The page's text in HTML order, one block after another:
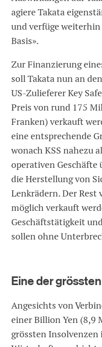
agiere Takata
und verfüge
Basis».
Zur Finanzierung
soll Takata nun an
US-Zulieferer Key
Preis von rund 175
Franken) verkauft
eine entsprechende
wonach KSS nahezu
operativen
die Herstellung von
Lenkrädern. Der Rest
möglich verkauft
Geschäftstätigkeit
sollen ohne
Eine der
Angesichts von
einer Billion Yen (8,9
grössten Insolvenzen